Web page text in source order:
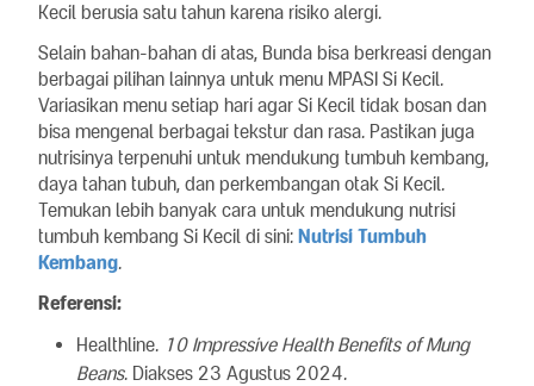
Kecil berusia satu tahun karena risiko alergi.
Selain bahan-bahan di atas, Bunda bisa berkreasi dengan
berbagai pilihan lainnya untuk menu MPASI Si Kecil.
Variasikan menu setiap hari agar Si Kecil tidak bosan dan
bisa mengenal berbagai tekstur dan rasa. Pastikan juga
nutrisinya terpenuhi untuk mendukung tumbuh kembang,
daya tahan tubuh, dan perkembangan otak Si Kecil.
Temukan lebih banyak cara untuk mendukung nutrisi
tumbuh kembang Si Kecil di sini: Nutrisi Tumbuh
Kembang.
Referensi:
Healthline. 10 Impressive Health Benefits of Mung
Beans. Diakses 23 Agustus 2024.